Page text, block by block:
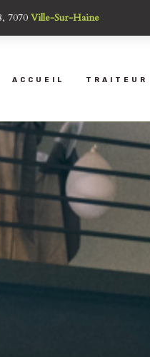
7070 Ville-Sur-Haine
ACCUEIL TRAITEUR